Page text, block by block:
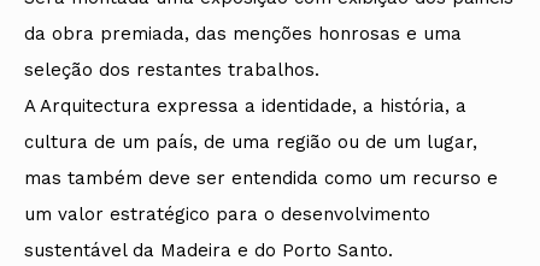
da obra premiada, das menções honrosas e uma
seleção dos restantes trabalhos.
A Arquitectura expressa a identidade, a história, a
cultura de um país, de uma região ou de um lugar,
mas também deve ser entendida como um recurso e
um valor estratégico para o desenvolvimento
sustentável da Madeira e do Porto Santo.